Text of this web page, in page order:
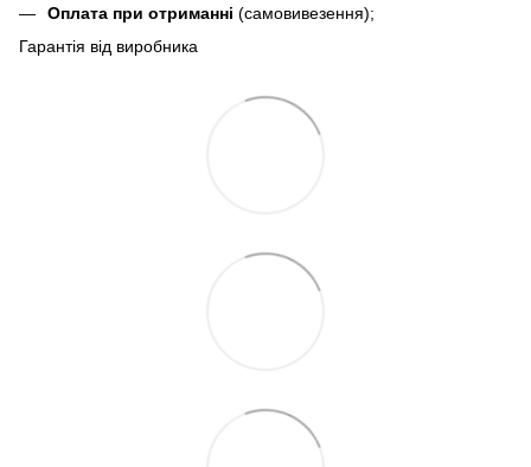
Оплата при отриманні (самовивезення);
Гарантія від виробника